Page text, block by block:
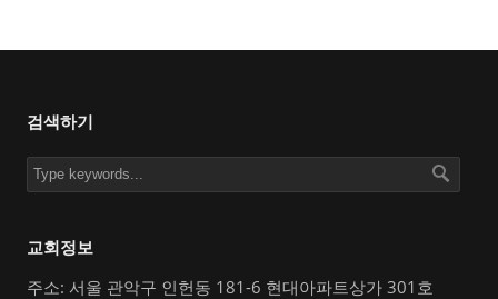
검색하기
교회정보
주소: 서울 관악구 인헌동 181-6 현대아파트상가 301호